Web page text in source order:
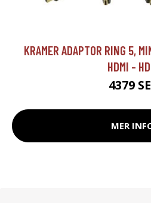
KRAMER ADAPTOR RING 5,
HDMI -
4379
MER